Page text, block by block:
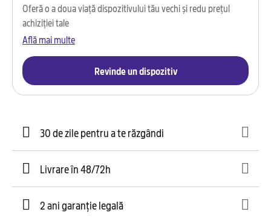
Oferă o a doua viață dispozitivului tău vechi și redu prețul
achiziției tale
Află mai multe
Revinde un dispozitiv
30 de zile pentru a te răzgândi
Livrare în 48/72h
2 ani garanție legală